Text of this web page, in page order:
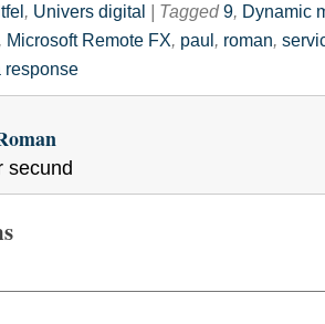
, Univers digital | Tagged9, Dynamic
Microsoft Remote FX, paul, roman,
response
secund